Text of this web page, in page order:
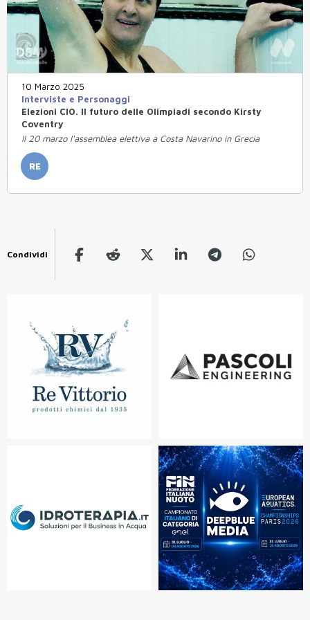
10 Marzo 2025
Interviste e Personaggi
Elezioni CIO. Il futuro delle Olimpiadi secondo Kirsty
Coventry
Il 20 marzo l'assemblea elettiva a Costa Navarino in Grecia
RE
Condividi